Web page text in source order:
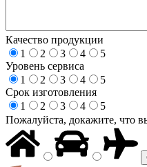
Качество продукции
1
2 3 4
5
Уровень сервиса
1
2 3 4
5
Срок изготовления
1
2 3 4
5
Пожалуйста, докажите, что